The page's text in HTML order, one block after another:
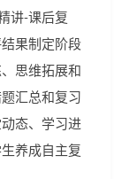
讲-课后复
果制定阶段
思维拓展和
汇总和复习
态、学习进
养成自主复